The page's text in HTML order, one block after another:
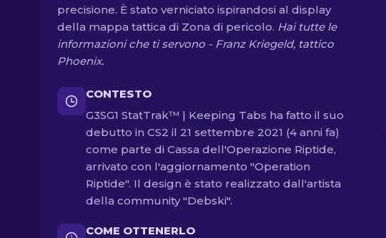
precisione. È stato verniciato ispirandosi al display
della mappa tattica di Zona di pericolo. Hai tutte le
informazioni che ti servono - Franz Kriegeld, tattico
Phoenix.
CONTESTO
G3SG1 StatTrak™ | Keeping Tabs ha fatto il suo
debutto in CS2 il 21 settembre 2021 (4 anni fa)
come parte di Cassa dell'Operazione Riptide,
arrivato con l'aggiornamento "Operation
Riptide". Il design è stato realizzato dall'artista
della community "Debski".
COME OTTENERLO